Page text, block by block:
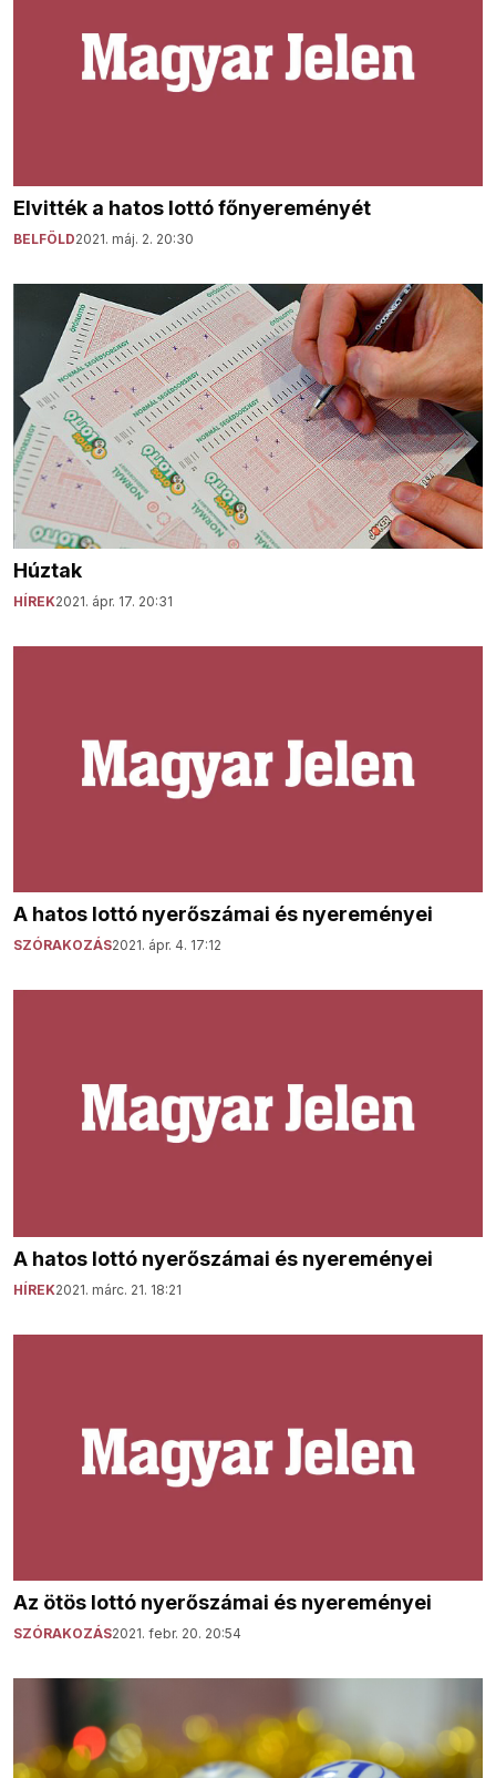
Elvitték a hatos lottó főnyereményét
BELFÖLD2021. máj. 2. 20:30
Húztak
HÍREK2021. ápr. 17. 20:31
A hatos lottó nyerőszámai és nyereményei
SZÓRAKOZÁS2021. ápr. 4. 17:12
A hatos lottó nyerőszámai és nyereményei
HÍREK2021. márc. 21. 18:21
Az ötös lottó nyerőszámai és nyereményei
SZÓRAKOZÁS2021. febr. 20. 20:54